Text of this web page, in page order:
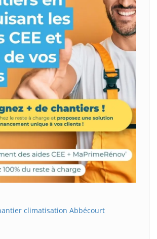
climatisation Abbécourt